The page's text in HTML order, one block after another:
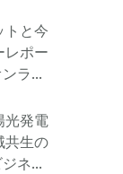
トと今
レポー
ラ...
光発電
生の
ネ...